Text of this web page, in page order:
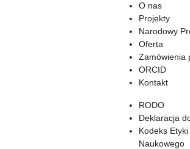
O nas
Projekty
Narodowy
Oferta
Zamówienia
ORCID
Kontakt
RODO
Deklaracja
Kodeks
Naukowego